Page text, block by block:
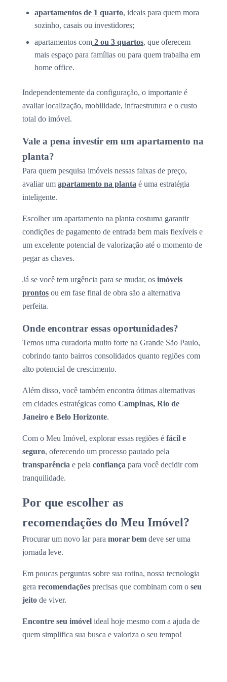
apartamentos de 1 quarto, ideais para quem mora
sozinho, casais ou investidores;
apartamentos com 2 ou 3 quartos, que oferecem
mais espaço para famílias ou para quem trabalha em
home office.
Independentemente da configuração, o importante é
avaliar localização, mobilidade, infraestrutura e o custo
total do imóvel.
Vale a pena investir em um apartamento na
planta?
Para quem pesquisa imóveis nessas faixas de preço,
avaliar um apartamento na planta é uma estratégia
inteligente.
Escolher um apartamento na planta costuma garantir
condições de pagamento de entrada bem mais flexíveis e
um excelente potencial de valorização até o momento de
pegar as chaves.
Já se você tem urgência para se mudar, os imóveis
prontos ou em fase final de obra são a alternativa
perfeita.
Onde encontrar essas oportunidades?
Temos uma curadoria muito forte na Grande São Paulo,
cobrindo tanto bairros consolidados quanto regiões com
alto potencial de crescimento.
Além disso, você também encontra ótimas alternativas
em cidades estratégicas como Campinas, Rio de
Janeiro e Belo Horizonte.
Com o Meu Imóvel, explorar essas regiões é fácil e
seguro, oferecendo um processo pautado pela
transparência e pela confiança para você decidir com
tranquilidade.
Por que escolher as
recomendações do Meu Imóvel?
Procurar um novo lar para morar bem deve ser uma
jornada leve.
Em poucas perguntas sobre sua rotina, nossa tecnologia
gera recomendações precisas que combinam com o seu
jeito de viver.
Encontre seu imóvel ideal hoje mesmo com a ajuda de
quem simplifica sua busca e valoriza o seu tempo!